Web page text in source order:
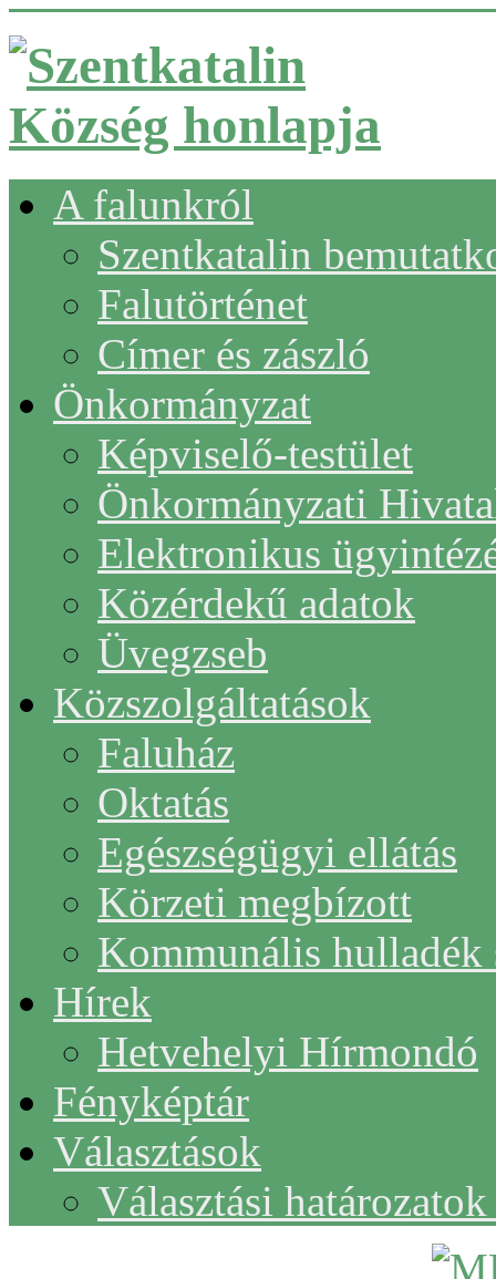
A falunkról
Szentkatalin
Falutörténet
Címer és zászló
Önkormányzat
Képviselő-testület
Önkormányzati
Elektronikus
Közérdekű adatok
Üvegzseb
Közszolgáltatások
Faluház
Oktatás
Egészségügyi ellátás
Körzeti megbízott
Kommunális hulladék
Hírek
Hetvehelyi Hírmondó
Fényképtár
Választások
Választási